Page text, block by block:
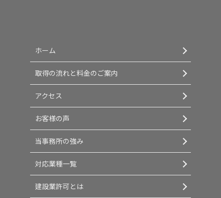
ホーム
取得の流れと料金のご案内
アクセス
お客様の声
当事務所の強み
対応業種一覧
建設業許可とは